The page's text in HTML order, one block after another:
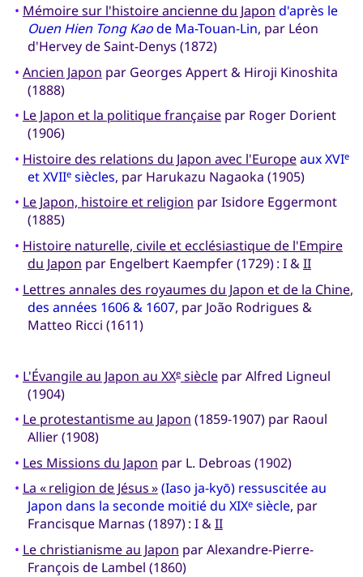
• Mémoire sur l'histoire ancienne du Japon d'après le
Ouen Hien Tong Kaode Ma-Touan-Lin, par Léon
d'Hervey de Saint-Denys (1872)
• Ancien Japon par Georges Appert & Hiroji Kinoshita
(1888)
• Le Japon et la politique françaisepar Roger Dorient
(1906)
• Histoire des relations du Japon avec l'Europeaux XVIe
et XVIIesiècles, par Harukazu Nagaoka (1905)
• Le Japon, histoire et religion par Isidore Eggermont
(1885)
• Histoire naturelle, civile et ecclésiastique de l'Empire
du Japon par Engelbert Kaempfer (1729) : I &II
• Lettres annales des royaumes du Japon et de la Chine,
des années 1606 & 1607, par João Rodrigues &
Matteo Ricci (1611)
• L'Évangile au Japon au XXesièclepar Alfred Ligneul
(1904)
• Le protestantisme au Japon (1859-1907) par Raoul
Allier (1908)
• Les Missions du Japon par L. Debroas (1902)
• La « religion de Jésus »(Iaso ja-kyō) ressuscitée au
Japon dans la seconde moitié du XIXesiècle, par
Francisque Marnas (1897) : I &II
• Le christianisme au Japon par Alexandre-Pierre-
François de Lambel (1860)